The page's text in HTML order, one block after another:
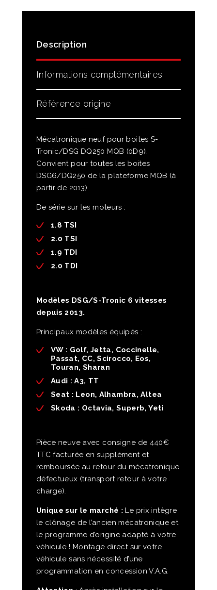
Description
Informations complémentaires
Référence origine
Mécatronique neuf pour boites S-
Tronic/DSG DQ250 MQB (0D9).
Convient pour toutes les boites
DSG6/DQ250 de la plateforme MQB (à
partir de 2013)
De série sur les moteurs :
1.8 TSI
2.0 TSI
1.9 TDI
2.0 TDI
Modèles DSG/S-Tronic 6 vitesses
depuis 2013.
Principaux modèles équipés :
VW : Golf, Jetta, Coccinelle,
Passat, CC, Scirocco, Eos,
Touran, Sharan
Audi : A3, TT
Seat : Leon, Alhambra, Altea
Skoda : Octavia, Superb, Yeti
Pièce neuve avec consigne de 440€
TTC facturée en supplément et
remboursée au retour du mécatronique
défectueux (transport retour à votre
charge).
Unique sur le marché : Le prix intègre
le clônage de l’ancien mécatronique et
le programme d’origine adapté à votre
véhicule ! Montage direct sur votre
véhicule sans nécessité d’une
programmation en concession V.A.G.